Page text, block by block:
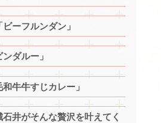
ーフルンダン」
ダルー」
牛牛すじカレー」
井がそんな贅沢を叶えてく